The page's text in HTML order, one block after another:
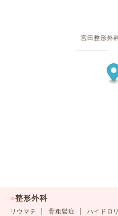
宮田整形外
■整形外科
リウマチ 骨粗鬆症
ハイドロ